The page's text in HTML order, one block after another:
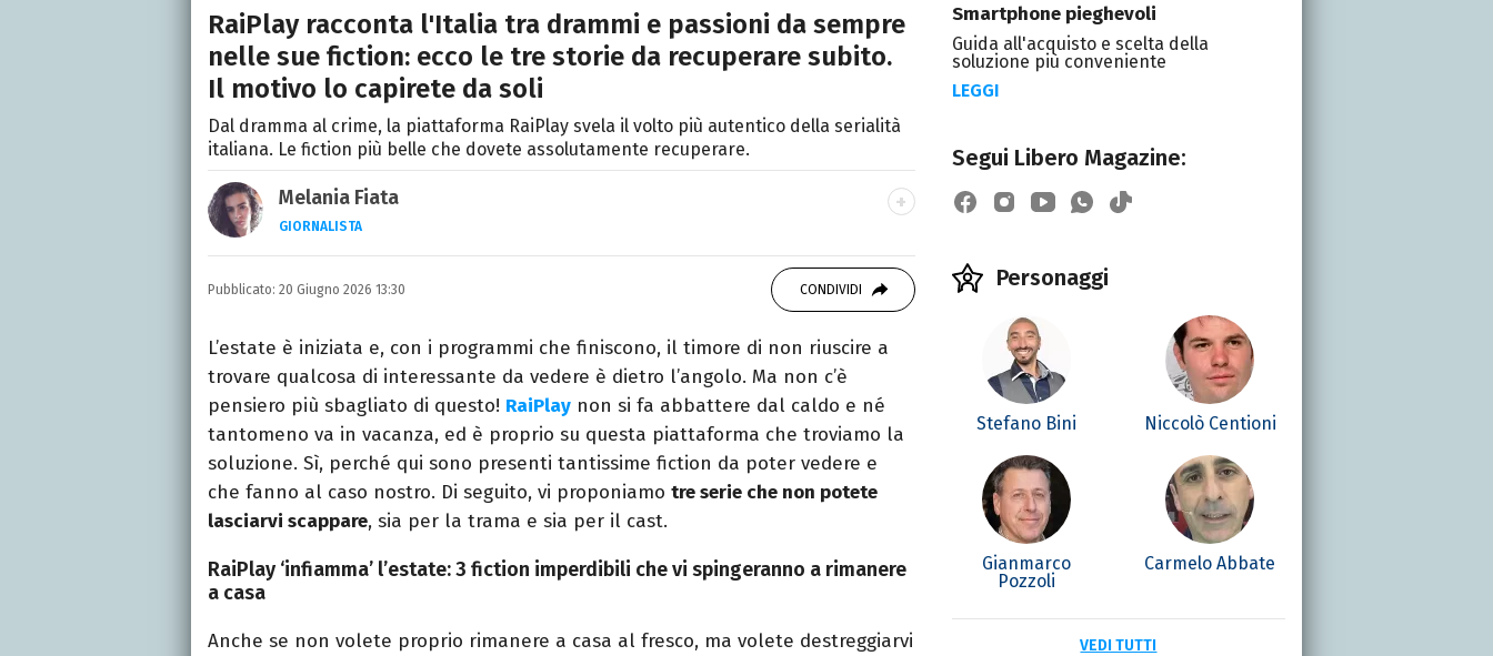
RaiPlay racconta l'Italia tra drammi e passioni da sempre
nelle sue fiction: ecco le tre storie da recuperare subito.
Il motivo lo capirete da soli
Dal dramma al crime, la piattaforma RaiPlay svela il volto più autentico della serialità
italiana. Le fiction più belle che dovete assolutamente recuperare.
Melania Fiata
GIORNALISTA
Laureata in Lettere, divoratrice di libri e serie. Scrivo di spettacoli, film
e TV.
Pubblicato: 20 Giugno 2026 13:30 CONDIVIDI
L’estate è iniziata e, con i programmi che finiscono, il timore di non riuscire a
trovare qualcosa di interessante da vedere è dietro l’angolo. Ma non c’è
pensiero più sbagliato di questo! RaiPlay non si fa abbattere dal caldo e né
tantomeno va in vacanza, ed è proprio su questa piattaforma che troviamo la
soluzione. Sì, perché qui sono presenti tantissime fiction da poter vedere e
che fanno al caso nostro. Di seguito, vi proponiamo tre serie che non potete
lasciarvi scappare, sia per la trama e sia per il cast.
RaiPlay ‘infiamma’ l’estate: 3 fiction imperdibili che vi spingeranno a rimanere
a casa
Anche se non volete proprio rimanere a casa al fresco, ma volete destreggiarvi
Smartphone pieghevoli
Guida all'acquisto e scelta della
soluzione più conveniente
LEGGI
Segui Libero Magazine:
Personaggi
Stefano Bini Niccolò Centioni
Gianmarco
Pozzoli
Carmelo Abbate
VEDI TUTTI